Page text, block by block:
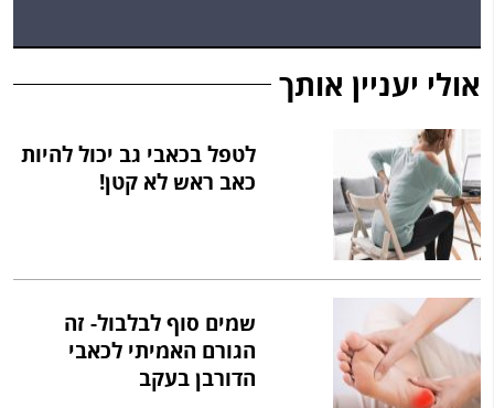
אולי יעניין אותך
לטפל בכאבי גב יכול להיות
כאב ראש לא קטן!
שמים סוף לבלבול- זה
הגורם האמיתי לכאבי
הדורבן בעקב